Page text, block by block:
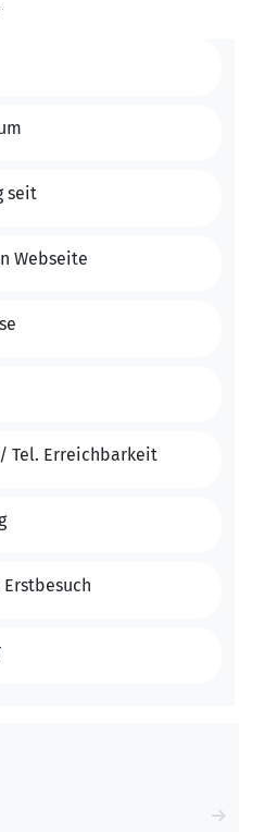
seit
Webseite
Tel. Erreichbarkeit